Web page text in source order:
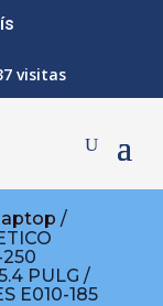
visitas
/
PULG /
E010-185